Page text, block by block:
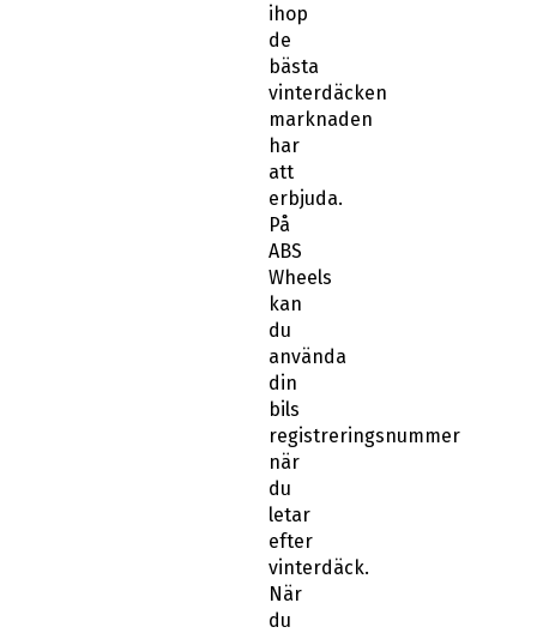
ihop
de
bästa
vinterdäcken
marknaden
har
att
erbjuda.
På
ABS
Wheels
kan
du
använda
din
bils
registreringsnummer
när
du
letar
efter
vinterdäck.
När
du